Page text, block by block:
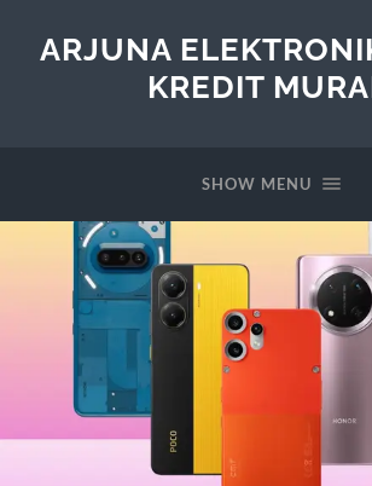
ARJUNA
KREDIT
SHOW MENU